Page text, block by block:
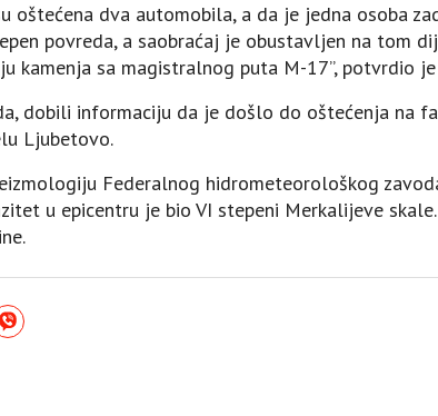
oštećena dva automobila, a da je jedna osoba
povreda, a saobraćaj je obustavljen na tom
kamenja sa magistralnog puta M-17”, potvrdio
dobili informaciju da je došlo do oštećenja na
Ljubetovo.
Federalnog hidrometeorološkog
u epicentru je bio VI stepeni Merkalijeve